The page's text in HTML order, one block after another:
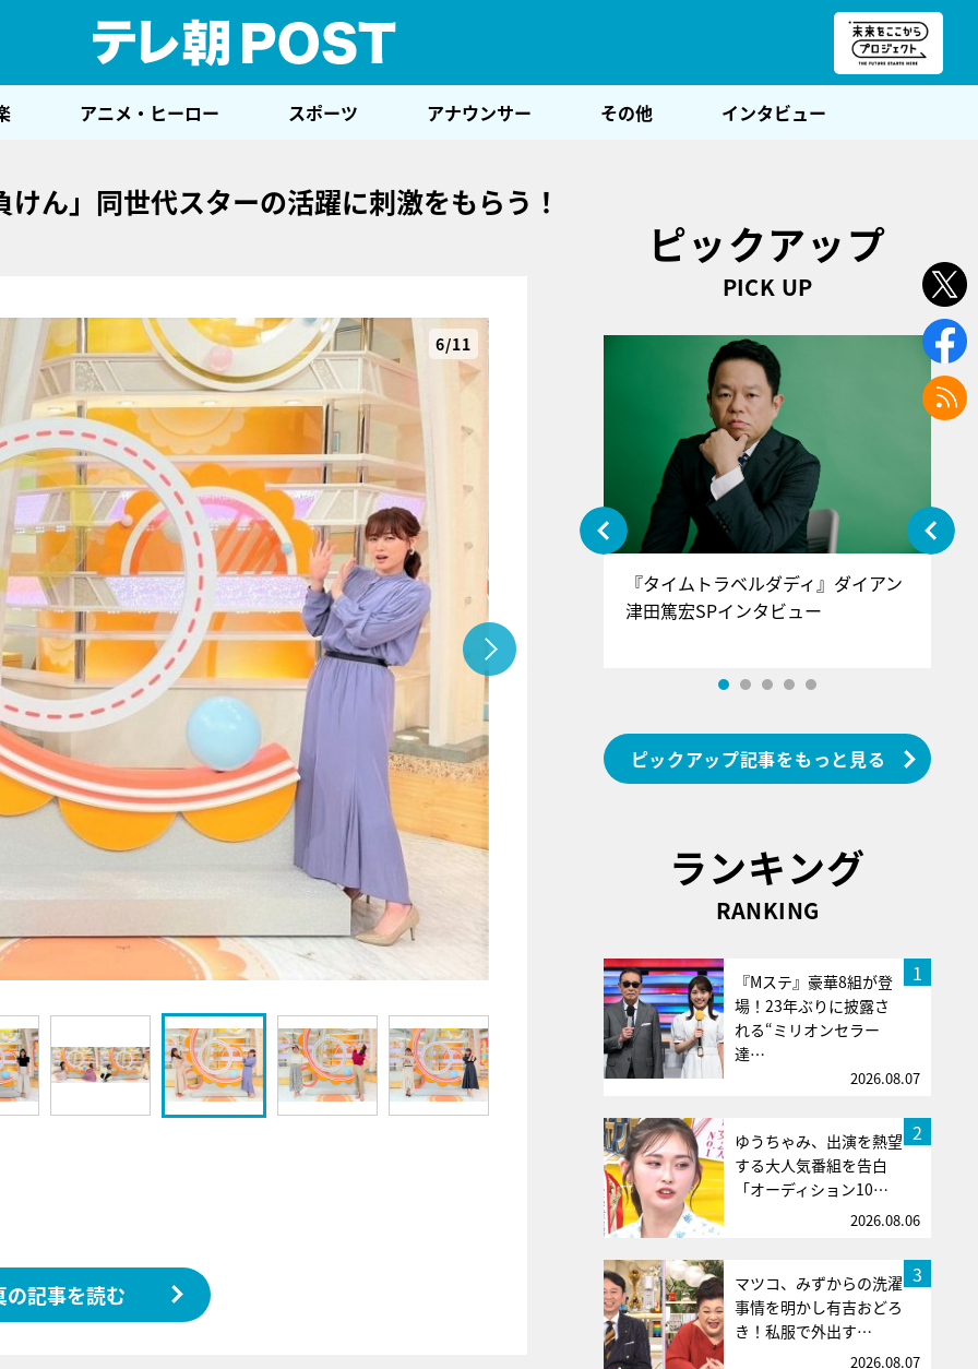
アニメ・ヒーロー スポーツ アナウンサー その他 インタビュー
ん」同世代スターの活躍に刺激をもらう！
6/11
の記事を読む
ピックアップ
PICK UP
『アイ＝ラブ！げーみんぐ』＝LOV
E齋藤樹愛羅＆佐々木舞香SPインタ
ビュー
『タイムトラベルダディ』ダイアン
津田篤宏SPインタビュー
ピックアップ記事をもっと見る
ランキング
RANKING
1
『Mステ』豪華8組が登
場！23年ぶりに披露さ
れる“ミリオンセラー
達…
2026.08.07
2
ゆうちゃみ、出演を熱望
する大人気番組を告白
「オーディション10…
2026.08.06
3
マツコ、みずからの洗濯
事情を明かし有吉おどろ
き！私服で外出す…
2026.08.07